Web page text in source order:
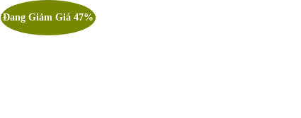
Đang Giảm Giá 47%